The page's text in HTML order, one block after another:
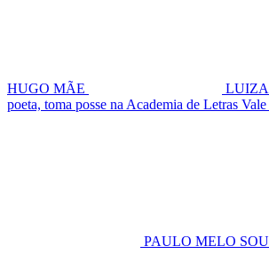
HUGO MÃE
poeta, toma posse na Academia de Letras
PAULO MELO